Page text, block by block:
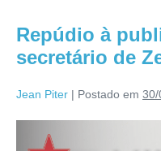
Repúdio à
secretário de
Jean Piter | Postado em 30/